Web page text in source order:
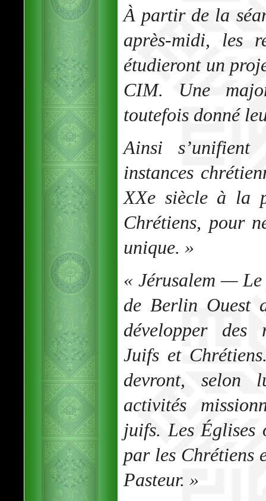
À partir de la
après-midi, les
étudieront un
CIM. Une
toutefois donné
Ainsi s’unifient
instances
XXe siècle à la
Chrétiens, pour
unique. »
« Jérusalem —
de Berlin Ouest
développer des
Juifs et
devront,
activités
juifs. Les Églises
par les Chrétiens
Pasteur. »